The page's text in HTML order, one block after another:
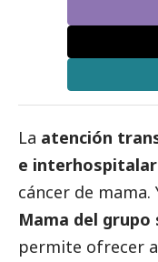
La atención
e
cáncer de mama.
Mama del grupo
permite ofrecer